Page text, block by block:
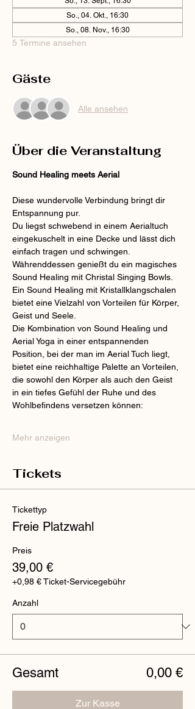
So., 04. Okt., 16:30
So., 08. Nov., 16:30
5 Termine ansehen
Gäste
Alle ansehen
Über die Veranstaltung
Sound Healing meets Aerial
Diese wundervolle Verbindung bringt dir
Entspannung pur.
Du liegst schwebend in einem Aerialtuch
eingekuschelt in eine Decke und lässt dich
einfach tragen und schwingen.
Währenddessen genießt du ein magisches
Sound Healing mit Christal Singing Bowls.
Ein Sound Healing mit Kristallklangschalen
bietet eine Vielzahl von Vorteilen für Körper,
Geist und Seele.
Die Kombination von Sound Healing und
Aerial Yoga in einer entspannenden
Position, bei der man im Aerial Tuch liegt,
bietet eine reichhaltige Palette an Vorteilen,
die sowohl den Körper als auch den Geist
in ein tiefes Gefühl der Ruhe und des
Wohlbefindens versetzen können:
Mehr anzeigen
Tickets
Tickettyp
Freie Platzwahl
Preis
39,00 €
+0,98 € Ticket-Servicegebühr
Anzahl
Gesamt 0,00 €
Zur Kasse